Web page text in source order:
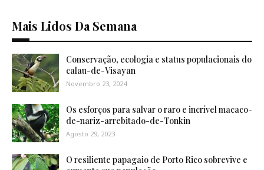
Mais Lidos Da Semana
Conservação, ecologia e status populacionais do
calau-de-Visayan
Novembro 23, 2024
Os esforços para salvar o raro e incrível macaco-
de-nariz-arrebitado-de-Tonkin
Agosto 29, 2023
O resiliente papagaio de Porto Rico sobrevive e